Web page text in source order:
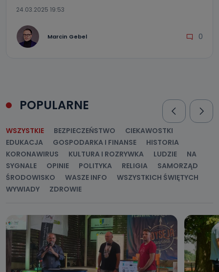
24.03.2025 19:53
Marcin Gebel 0
POPULARNE
WSZYSTKIE BEZPIECZEŃSTWO
CIEKAWOSTKI
EDUKACJA
GOSPODARKA I FINANSE
HISTORIA
KORONAWIRUS
KULTURA I ROZRYWKA LUDZIE
NA
SYGNALE
OPINIE POLITYKA RELIGIA
SAMORZĄD
ŚRODOWISKO
WASZE INFO
WSZYSTKICH ŚWIĘTYCH
WYWIADY
ZDROWIE